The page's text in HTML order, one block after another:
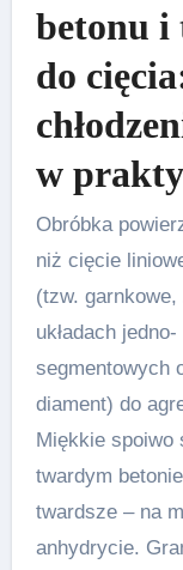
betonu i
do
w
Obróbka
niż cięcie
(tzw. garnkowe,
układach
segmentowych
diament) do
Miękkie spoiwo
twardym
twardsze – na
anhydrycie.